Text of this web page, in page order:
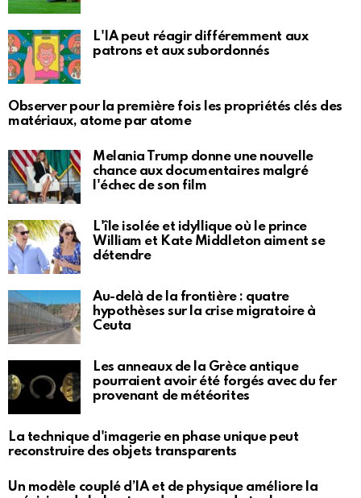
L'IA peut réagir différemment aux
patrons et aux subordonnés
Observer pour la première fois les propriétés clés des
matériaux, atome par atome
Melania Trump donne une nouvelle
chance aux documentaires malgré
l'échec de son film
L'île isolée et idyllique où le prince
William et Kate Middleton aiment se
détendre
Au-delà de la frontière : quatre
hypothèses sur la crise migratoire à
Ceuta
Les anneaux de la Grèce antique
pourraient avoir été forgés avec du fer
provenant de météorites
La technique d'imagerie en phase unique peut
reconstruire des objets transparents
Un modèle couplé d’IA et de physique améliore la